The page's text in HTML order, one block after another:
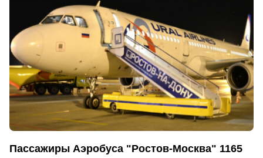
Пассажиры Аэробуса "Ростов-Москва" 1165